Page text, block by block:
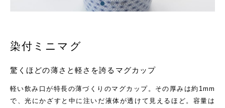
染付ミニマグ
驚くほどの薄さと軽さを誇るマグカップ
軽い飲み口が特長の薄づくりのマグカップ。その厚みは約1mm
で、光にかざすと中に注いだ液体が透けて見えるほど。容量は